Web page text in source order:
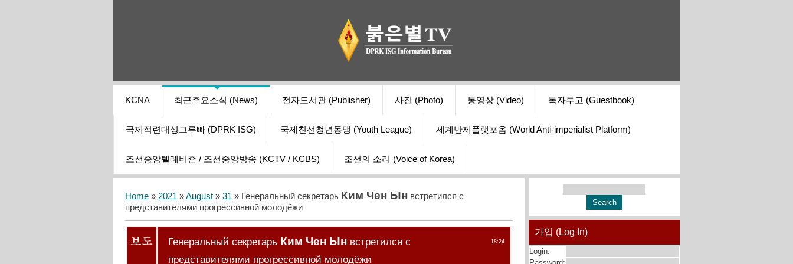
KCNA 최근주요소식 (News) 전자도서관 (Publisher) 사진 (Photo) 동영상 (Video) 독자투고 (Guestbook)
국제적련대성그루빠 (DPRK ISG) 국제친선청년동맹 (Youth League) 세계반제플랫포옴 (World Anti-imperialist Platform)
조선중앙텔레비죤 / 조선중앙방송 (KCTV / KCBS) 조선의 소리 (Voice of Korea)
Home » 2021 »August » 31 » Генеральный секретарь Ким Чен Ын встретился с
представителями прогрессивной молодёжи
18:24
Генеральный секретарь Ким Чен Ын встретился с
представителями прогрессивной молодёжи
가입 (Log In)
Login: